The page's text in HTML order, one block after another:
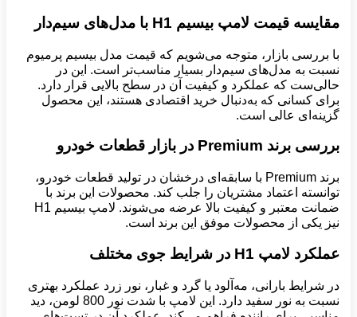
مقایسه قیمت لامپ بیسیم با مدل‌های سیم‌دار
با بررسی بازار، متوجه می‌شویم که قیمت مدل بیسیم پرمیوم
نسبت به مدل‌های سیم‌دار بسیار مناسب‌تر است. این در
حالی‌ست که عملکرد و کیفیت آن در سطح بالایی قرار دارد.
برای کسانی که به‌دنبال خرید اقتصادی هستند، این محصول
گزینه‌ای عالی است.
بررسی برند در بازار قطعات خودرو
برند Premium با سابقه‌ای درخشان در تولید قطعات خودرو،
توانسته اعتماد مشتریان را جلب کند. محصولات این برند با
ضمانت معتبر و کیفیت بالا عرضه می‌شوند. لامپ بیسیم H1
نیز یکی از محصولات موفق این برند است.
عملکرد لامپ در شرایط جوی مختلف
در شرایط بارانی، مه‌آلود یا گرد و غبار، نور زرد عملکرد بهتری
نسبت به نور سفید دارد. این لامپ با شدت نور 800 لومن، دید